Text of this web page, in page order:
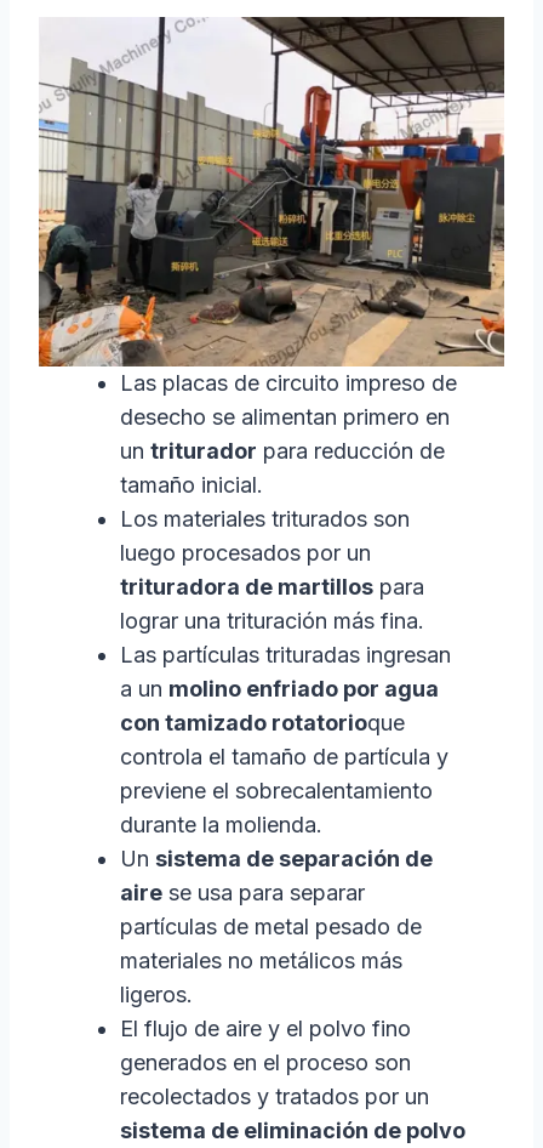
Las placas de circuito impreso de
desecho se alimentan primero en
un triturador para reducción de
tamaño inicial.
Los materiales triturados son
luego procesados por un
trituradora de martillospara
lograr una trituración más fina.
Las partículas trituradas ingresan
a un molino enfriado por agua
con tamizado rotatorioque
controla el tamaño de partícula y
previene el sobrecalentamiento
durante la molienda.
Un sistema de separación de
airese usa para separar
partículas de metal pesado de
materiales no metálicos más
ligeros.
El flujo de aire y el polvo fino
generados en el proceso son
recolectados y tratados por un
sistema de eliminación de polvo